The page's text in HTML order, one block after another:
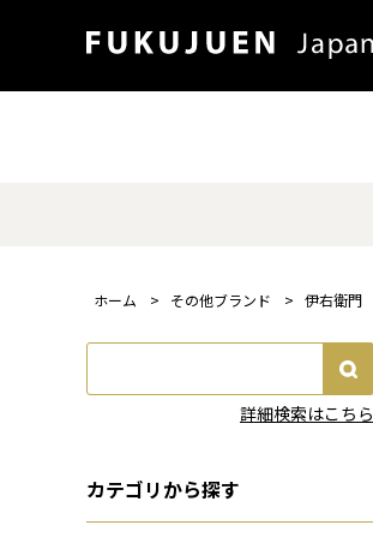
ホーム > その他ブランド > 伊右衛門
詳細検索はこちら
カテゴリから探す